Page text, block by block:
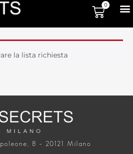
0
la lista richiesta
8 – 20121 Milano